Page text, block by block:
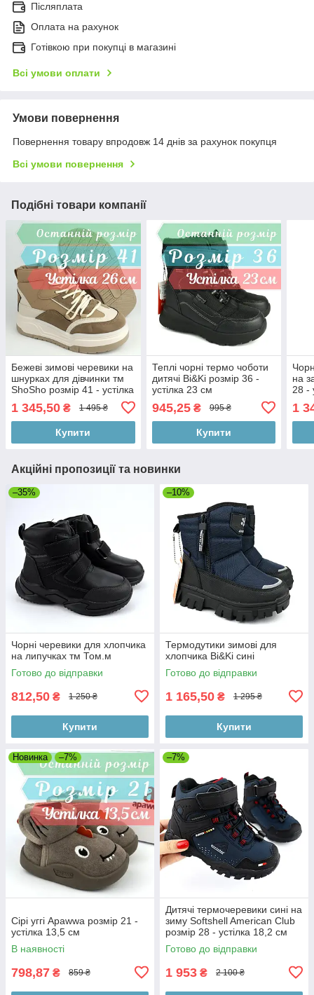
Післяплата
Оплата на рахунок
Готівкою при покупці в магазині
Всі умови оплати
Умови повернення
Повернення товару впродовж 14 днів за рахунок покупця
Всі умови повернення
Подібні товари компанії
Бежеві зимові черевики на
шнурках для дівчинки тм
ShoSho розмір 41 - устілка
1 345,50 ₴ 1 495 ₴
Купити
Теплі чорні термо чоботи
дитячі Bi&Ki розмір 36 -
устілка 23 см
945,25₴ 995 ₴
Купити
на
28 -
1
Акційні пропозиції та новинки
–35%
Чорні черевики для хлопчика
на липучках тм Том.м
Готово до відправки
812,50 ₴ 1 250 ₴
Купити
–10%
Термодутики зимові для
хлопчика Bi&Ki сині
Готово до відправки
1 165,50 ₴ 1 295 ₴
Купити
Новинка –7%
Сірі уггі Apawwa розмір 21 -
устілка 13,5 см
В наявності
798,87 ₴ 859 ₴
–7%
Дитячі термочеревики сині на
зиму Softshell American Club
розмір 28 - устілка 18,2 см
Готово до відправки
1 953 ₴ 2 100 ₴